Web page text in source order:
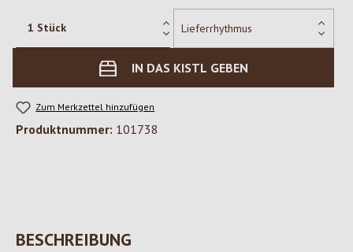
IN DAS KISTL GEBEN
Zum Merkzettel hinzufügen
Produktnummer: 101738
BESCHREIBUNG